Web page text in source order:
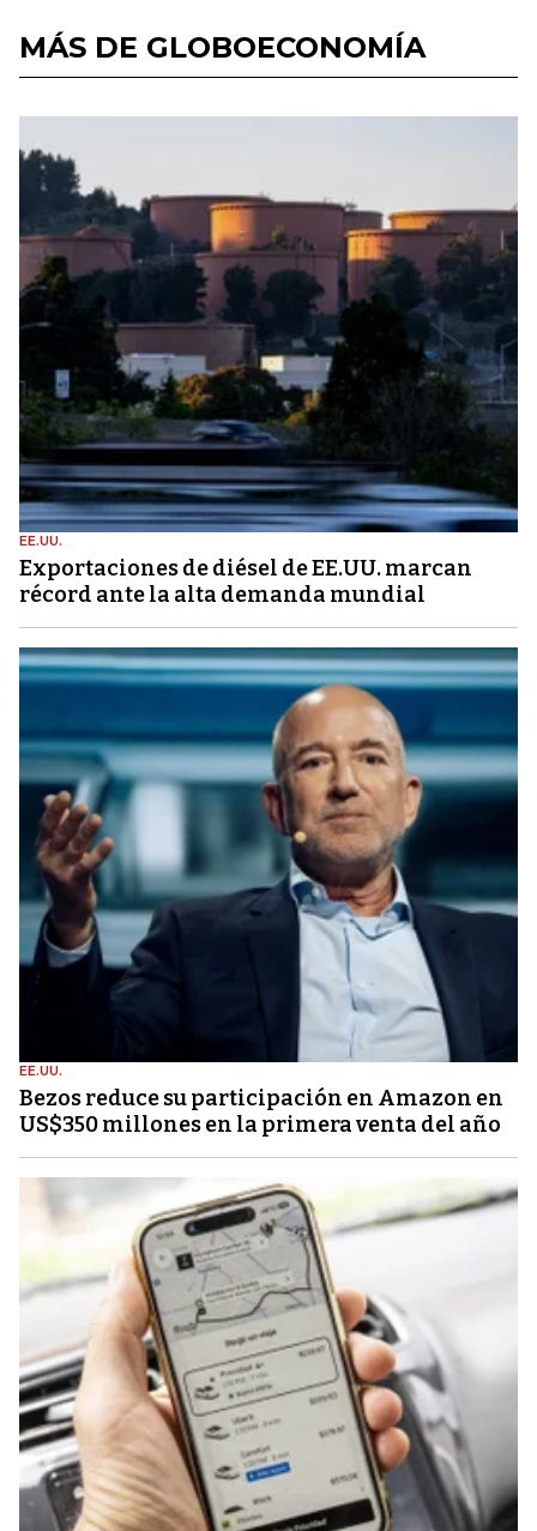
MÁS DE GLOBOECONOMÍA
EE.UU.
Exportaciones de diésel de EE.UU. marcan
récord ante la alta demanda mundial
EE.UU.
Bezos reduce su participación en Amazon en
US$350 millones en la primera venta del año